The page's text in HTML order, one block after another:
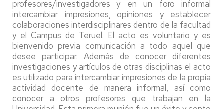
profesores/investigadores y en un foro informal
intercambiar impresiones, opiniones y establecer
colaboraciones interdisciplinares dentro de la facultad
y el Campus de Teruel. El acto es voluntario y es
bienvenido previa comunicación a todo aquel que
desee participar. Además de conocer diferentes
investigaciones y artículos de otras disciplinas el acto
es utilizado para intercambiar impresiones de la propia
actividad docente de manera informal, así como
conocer a otros profesores que trabajan en la